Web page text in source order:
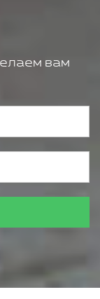
вам